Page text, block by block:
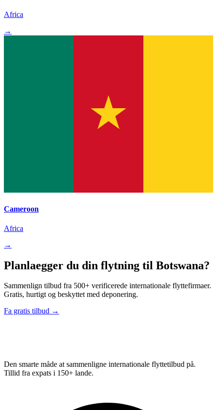
Africa
→
Cameroon
Africa
→
Planlaegger du din flytning til Botswana?
Sammenlign tilbud fra 500+ verificerede internationale flyttefirmaer.
Gratis, hurtigt og beskyttet med deponering.
Fa gratis tilbud →
Den smarte måde at sammenligne internationale flyttetilbud på.
Tillid fra expats i 150+ lande.